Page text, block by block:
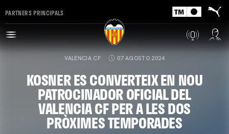
PARTNERS PRINCIPALS
VALENCIA CF 07 AGOSTO 2024
KOSNER ES CONVERTEIX EN NOU
PATROCINADOR OFICIAL DEL
VALENCIA CF PER A LES DOS
PRÒXIMES TEMPORADES